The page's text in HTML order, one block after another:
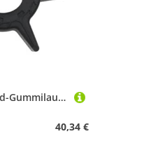
HLTesy Außenbord-Gummilaufrad 30/40/50 PS for 6H4-44352-00 676-44352
40,34 €